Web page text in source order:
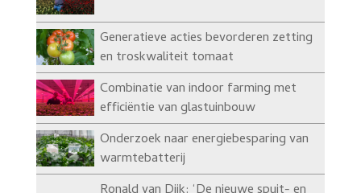
Generatieve acties bevorderen zetting
en troskwaliteit tomaat
Combinatie van indoor farming met
efficiëntie van glastuinbouw
Onderzoek naar energiebesparing van
warmtebatterij